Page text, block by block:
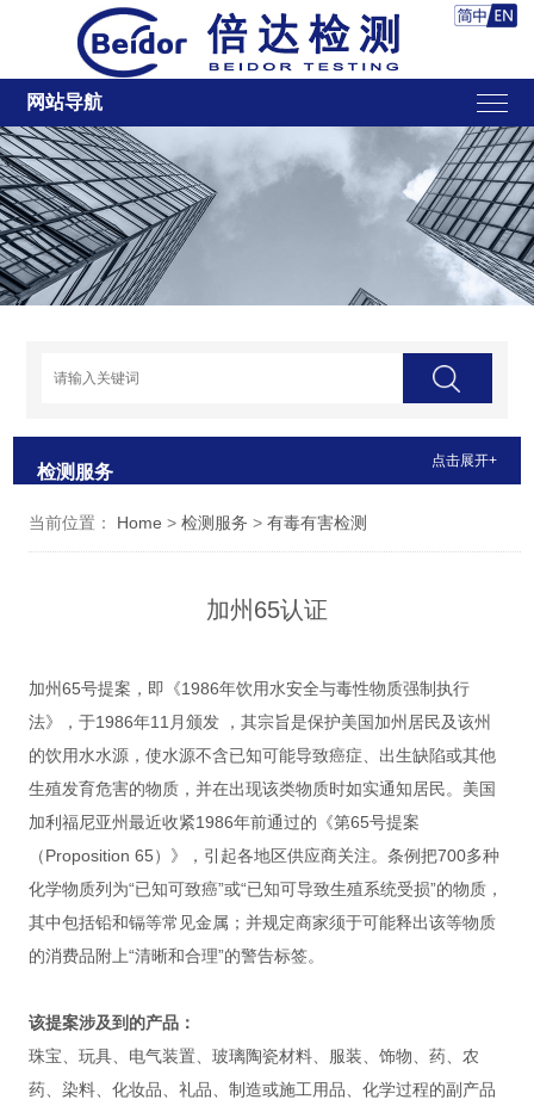
网站导航
检测服务
点击展开+
当前位置： Home > 检测服务 > 有毒有害检测
加州65认证
加州65号提案，即《1986年饮用水安全与毒性物质强制执行
法》，于1986年11月颁发 ，其宗旨是保护美国加州居民及该州
的饮用水水源，使水源不含已知可能导致癌症、出生缺陷或其他
生殖发育危害的物质，并在出现该类物质时如实通知居民。美国
加利福尼亚州最近收紧1986年前通过的《第65号提案
（Proposition 65）》，引起各地区供应商关注。条例把700多种
化学物质列为“已知可致癌”或“已知可导致生殖系统受损”的物质，
其中包括铅和镉等常见金属；并规定商家须于可能释出该等物质
的消费品附上“清晰和合理”的警告标签。
该提案涉及到的产品：
珠宝、玩具、电气装置、玻璃陶瓷材料、服装、饰物、药、农
药、染料、化妆品、礼品、制造或施工用品、化学过程的副产品